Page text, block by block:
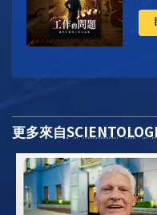
更多來自